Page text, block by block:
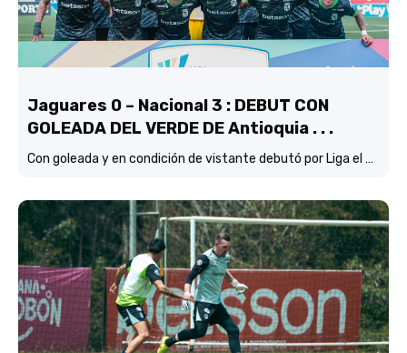
Jaguares 0 – Nacional 3 : DEBUT CON
GOLEADA DEL VERDE DE Antioquia . . .
Con goleada y en condición de vistante debutó por Liga el verde de Lucas González frente a Jaguares de Córdoba.